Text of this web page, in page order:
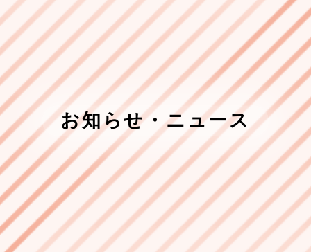
お知らせ・ニュース